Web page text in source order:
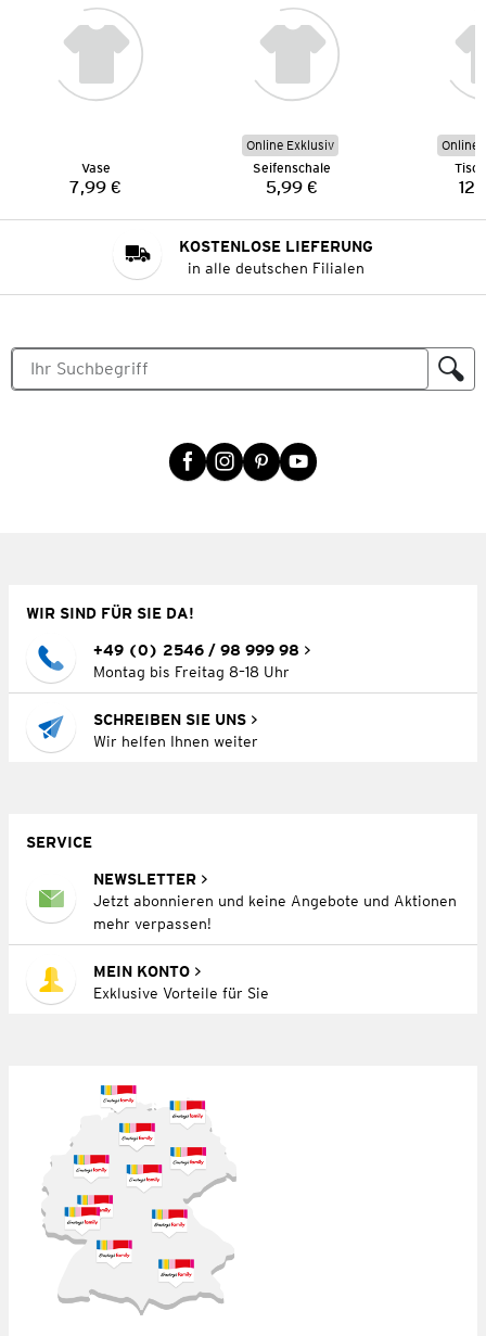
Vase
Preis:
7,99 €
Online Exklusiv
Seifenschale
Preis:
5,99 €
Online
KOSTENLOSE LIEFERUNG
in alle deutschen Filialen
WIR SIND FÜR SIE DA!
+49 (0) 2546 / 98 999 98
Montag bis Freitag 8–18 Uhr
SCHREIBEN SIE UNS
Wir helfen Ihnen weiter
SERVICE
NEWSLETTER
Jetzt abonnieren und keine Angebote und Aktionen
mehr verpassen!
MEIN KONTO
Exklusive Vorteile für Sie